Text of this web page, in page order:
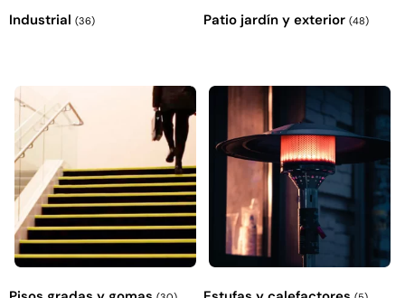
Industrial (36) Patio jardín y exterior (48)